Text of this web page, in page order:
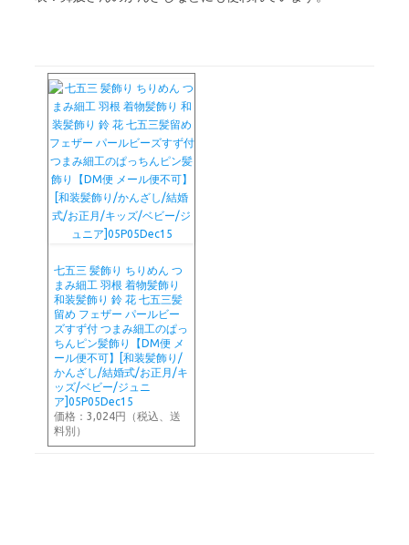
七五三 髪飾り ちりめん つ
まみ細工 羽根 着物髪飾り
和装髪飾り 鈴 花 七五三髪
留め フェザー パールビー
ズすず付 つまみ細工のぱっ
ちんピン髪飾り【DM便 メ
ール便不可】[和装髪飾り/
かんざし/結婚式/お正月/キ
ッズ/ベビー/ジュニ
ア]05P05Dec15
価格：3,024円（税込、送
料別）